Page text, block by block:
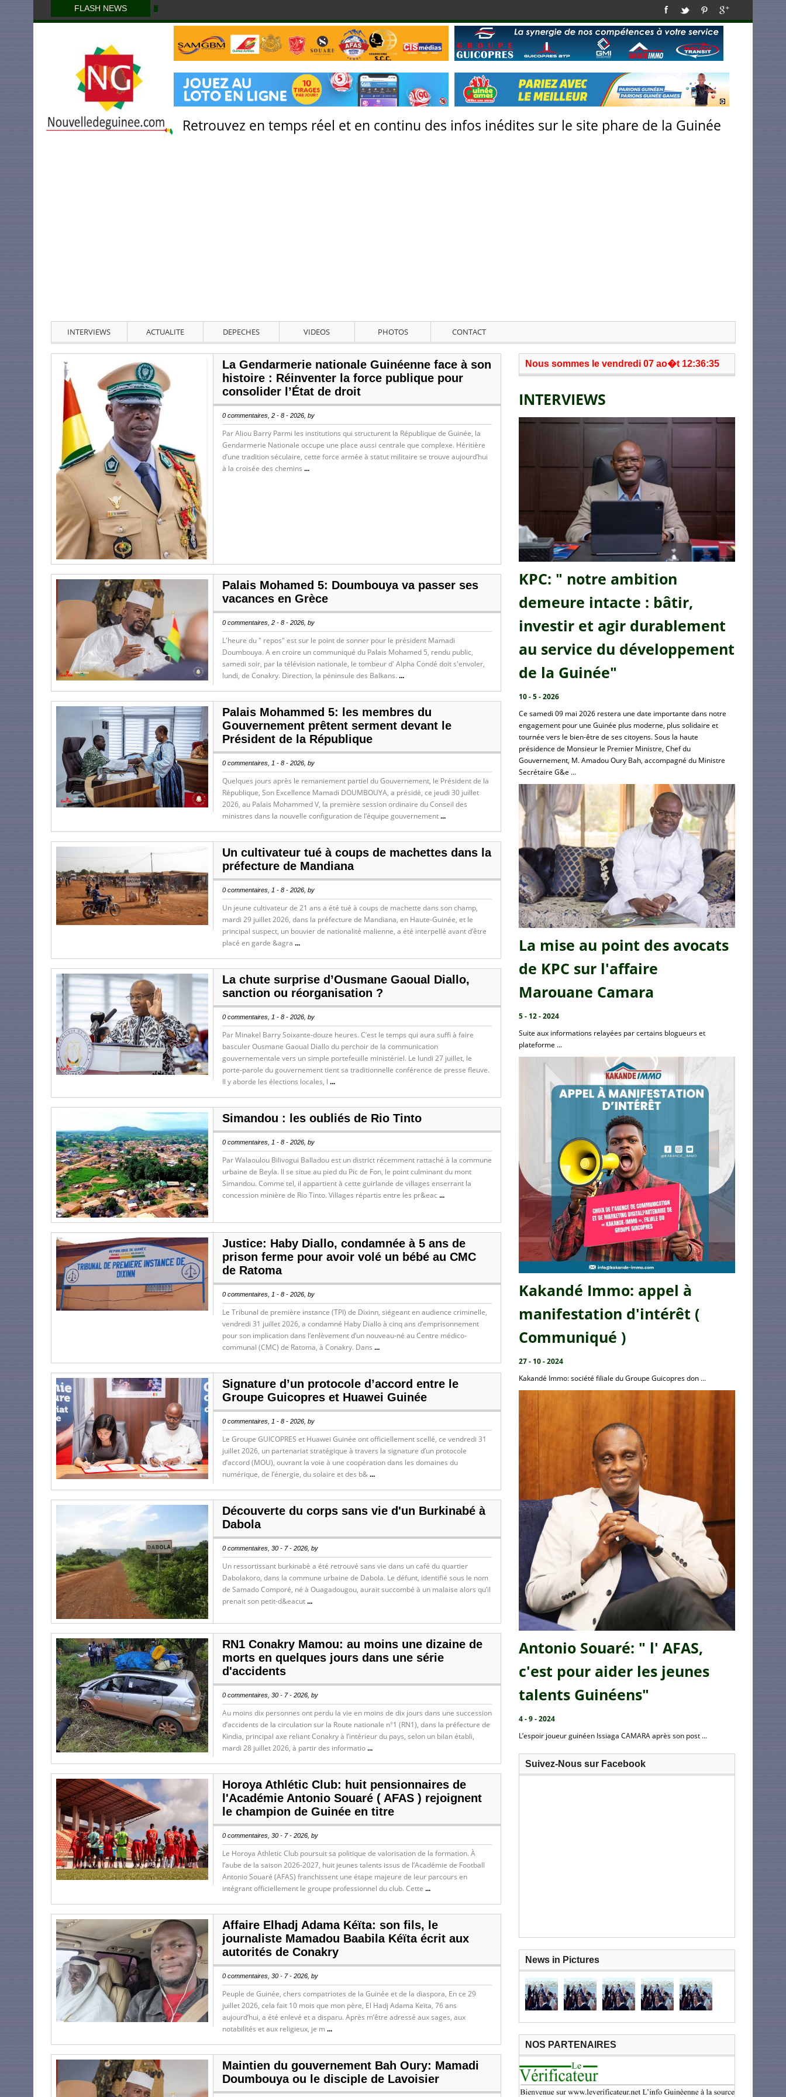
FLASH NEWS
Retrouvez en temps réel et en continu des infos inédites sur le site phare de la Guinée
INTERVIEWS ACTUALITE DEPECHES VIDEOS PHOTOS CONTACT
La Gendarmerie nationale Guinéenne face à son
histoire : Réinventer la force publique pour
consolider l’État de droit
0 commentaires, 2 - 8 - 2026, by
Par Aliou Barry Parmi les institutions qui structurent la République de Guinée, la
Gendarmerie Nationale occupe une place aussi centrale que complexe. Héritière
d’une tradition séculaire, cette force armée à statut militaire se trouve aujourd’hui
à la croisée des chemins ...
Palais Mohamed 5: Doumbouya va passer ses
vacances en Grèce
0 commentaires, 2 - 8 - 2026, by
L'heure du " repos" est sur le point de sonner pour le président Mamadi
Doumbouya. A en croire un communiqué du Palais Mohamed 5, rendu public,
samedi soir, par la télévision nationale, le tombeur d' Alpha Condé doit s'envoler,
lundi, de Conakry. Direction, la péninsule des Balkans. ...
Palais Mohammed 5: les membres du
Gouvernement prêtent serment devant le
Président de la République
0 commentaires, 1 - 8 - 2026, by
Quelques jours après le remaniement partiel du Gouvernement, le Président de la
République, Son Excellence Mamadi DOUMBOUYA, a présidé, ce jeudi 30 juillet
2026, au Palais Mohammed V, la première session ordinaire du Conseil des
ministres dans la nouvelle configuration de l’équipe gouvernement...
Un cultivateur tué à coups de machettes dans la
préfecture de Mandiana
0 commentaires, 1 - 8 - 2026, by
Un jeune cultivateur de 21 ans a été tué à coups de machette dans son champ,
mardi 29 juillet 2026, dans la préfecture de Mandiana, en Haute-Guinée, et le
principal suspect, un bouvier de nationalité malienne, a été interpellé avant d’être
placé en garde &agra ...
La chute surprise d’Ousmane Gaoual Diallo,
sanction ou réorganisation ?
0 commentaires, 1 - 8 - 2026, by
Par Minakel Barry Soixante-douze heures. C’est le temps qui aura suffi à faire
basculer Ousmane Gaoual Diallo du perchoir de la communication
gouvernementale vers un simple portefeuille ministériel. Le lundi 27 juillet, le
porte-parole du gouvernement tient sa traditionnelle conférence de presse fleuve.
Il y aborde les élections locales, l ...
Simandou : les oubliés de Rio Tinto
0 commentaires, 1 - 8 - 2026, by
Par Walaoulou Bilivogui Balladou est un district récemment rattaché à la commune
urbaine de Beyla. Il se situe au pied du Pic de Fon, le point culminant du mont
Simandou. Comme tel, il appartient à cette guirlande de villages enserrant la
concession minière de Rio Tinto. Villages répartis entre les pr&eac ...
Justice: Haby Diallo, condamnée à 5 ans de
prison ferme pour avoir volé un bébé au CMC
de Ratoma
0 commentaires, 1 - 8 - 2026, by
Le Tribunal de première instance (TPI) de Dixinn, siégeant en audience criminelle,
vendredi 31 juillet 2026, a condamné Haby Diallo à cinq ans d’emprisonnement
pour son implication dans l’enlèvement d’un nouveau-né au Centre médico-
communal (CMC) de Ratoma, à Conakry. Dans ...
Signature d’un protocole d’accord entre le
Groupe Guicopres et Huawei Guinée
0 commentaires, 1 - 8 - 2026, by
Le Groupe GUICOPRES et Huawei Guinée ont officiellement scellé, ce vendredi 31
juillet 2026, un partenariat stratégique à travers la signature d’un protocole
d’accord (MOU), ouvrant la voie à une coopération dans les domaines du
numérique, de l’énergie, du solaire et des b&...
Découverte du corps sans vie d'un Burkinabé à
Dabola
0 commentaires, 30 - 7 - 2026, by
Un ressortissant burkinabè a été retrouvé sans vie dans un café du quartier
Dabolakoro, dans la commune urbaine de Dabola. Le défunt, identifié sous le nom
de Samado Comporé, né à Ouagadougou, aurait succombé à un malaise alors qu’il
prenait son petit-d&eacut...
RN1 Conakry Mamou: au moins une dizaine de
morts en quelques jours dans une série
d'accidents
0 commentaires, 30 - 7 - 2026, by
Au moins dix personnes ont perdu la vie en moins de dix jours dans une succession
d’accidents de la circulation sur la Route nationale n°1 (RN1), dans la préfecture de
Kindia, principal axe reliant Conakry à l’intérieur du pays, selon un bilan établi,
mardi 28 juillet 2026, à partir des informatio...
Horoya Athlétic Club: huit pensionnaires de
l'Académie Antonio Souaré ( AFAS ) rejoignent
le champion de Guinée en titre
0 commentaires, 30 - 7 - 2026, by
Le Horoya Athletic Club poursuit sa politique de valorisation de la formation. À
l’aube de la saison 2026-2027, huit jeunes talents issus de l’Académie de Football
Antonio Souaré (AFAS) franchissent une étape majeure de leur parcours en
intégrant officiellement le groupe professionnel du club. Cette ...
Affaire Elhadj Adama Kéïta: son fils, le
journaliste Mamadou Baabila Kéïta écrit aux
autorités de Conakry
0 commentaires, 30 - 7 - 2026, by
Peuple de Guinée, chers compatriotes de la Guinée et de la diaspora, En ce 29
juillet 2026, cela fait 10 mois que mon père, El Hadj Adama Keïta, 76 ans
aujourd’hui, a été enlevé et a disparu. Après m’être adressé aux sages, aux
notabilités et aux religieux, je m...
Maintien du gouvernement Bah Oury: Mamadi
Doumbouya ou le disciple de Lavoisier
Nous sommes le vendredi 07 ao�t 12:36:35
INTERVIEWS
KPC: " notre ambition
demeure intacte : bâtir,
investir et agir durablement
au service du développement
de la Guinée"
10 - 5 - 2026
Ce samedi 09 mai 2026 restera une date importante dans notre
engagement pour une Guinée plus moderne, plus solidaire et
tournée vers le bien-être de ses citoyens. Sous la haute
présidence de Monsieur le Premier Ministre, Chef du
Gouvernement, M. Amadou Oury Bah, accompagné du Ministre
Secrétaire G&e ...
La mise au point des avocats
de KPC sur l'affaire
Marouane Camara
5 - 12 - 2024
Suite aux informations relayées par certains blogueurs et
plateforme ...
Kakandé Immo: appel à
manifestation d'intérêt (
Communiqué )
27 - 10 - 2024
Kakandé Immo: société filiale du Groupe Guicopres don ...
Antonio Souaré: " l' AFAS,
c'est pour aider les jeunes
talents Guinéens"
4 - 9 - 2024
L’espoir joueur guinéen Issiaga CAMARA après son post ...
Suivez-Nous sur Facebook
News in Pictures
NOS PARTENAIRES